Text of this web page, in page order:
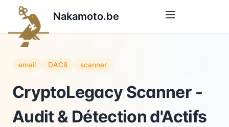
Nakamoto.be
email DAC8 scanner
CryptoLegacy Scanner -
Audit & Détection d'Actifs